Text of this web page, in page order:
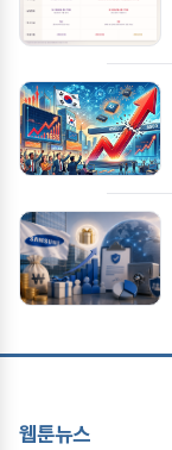
웹툰뉴스